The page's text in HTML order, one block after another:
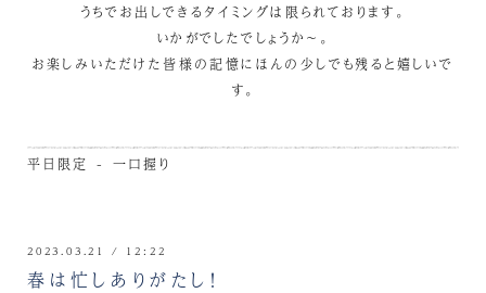
うちでお出しできるタイミングは限られております。
いかがでしたでしょうか～。
お楽しみいただけた皆様の記憶にほんの少しでも残ると嬉しいで
す。
平日限定 - 一口握り
2023.03.21 / 12:22
春は忙しありがたし！